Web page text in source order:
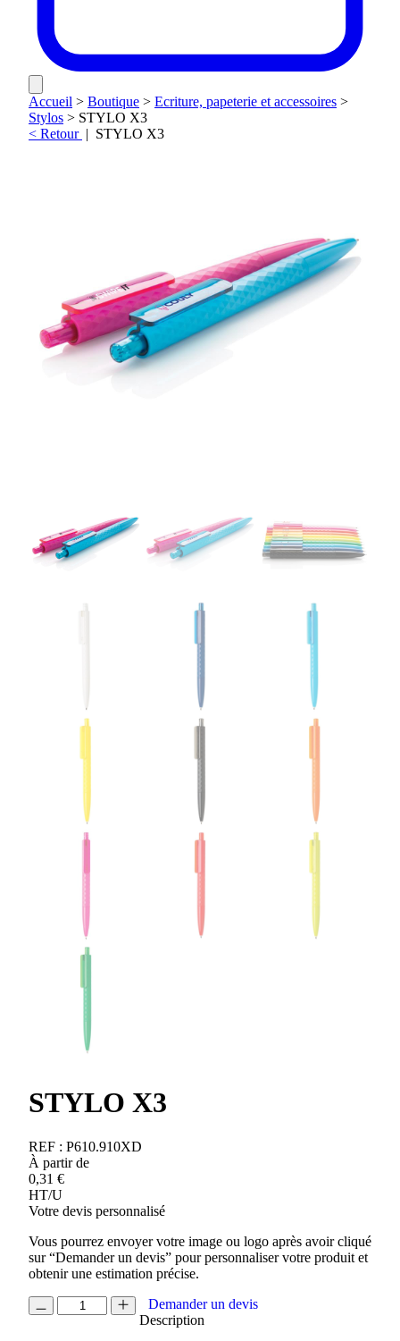
Accueil > Boutique > Ecriture, papeterie et accessoires >
Stylos > STYLO X3
< Retour | STYLO X3
STYLO X3
REF : P610.910XD
À partir de
0,31 €
HT/U
Votre devis personnalisé
Vous pourrez envoyer votre image ou logo après avoir cliqué
sur “Demander un devis” pour personnaliser votre produit et
obtenir une estimation précise.
quantité
de
Demander un devis
Description